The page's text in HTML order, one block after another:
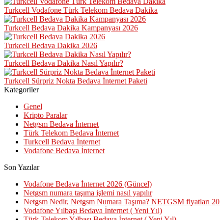
Turkcell Vodafone Türk Telekom Bedava Dakika
Turkcell Bedava Dakika Kampanyası 2026
Turkcell Bedava Dakika 2026
Turkcell Bedava Dakika Nasıl Yapılır?
Turkcell Sürpriz Nokta Bedava İnternet Paketi
Kategoriler
Genel
Kripto Paralar
Netgsm Bedava İnternet
Türk Telekom Bedava İnternet
Turkcell Bedava İnternet
Vodafone Bedava İnternet
Son Yazılar
Vodafone Bedava İnternet 2026 (Güncel)
Netgsm numara taşıma işlemi nasıl yapılır
Netgsm Nedir, Netgsm Numara Taşıma? NETGSM fiyatları
Vodafone Yılbaşı Bedava İnternet ( Yeni Yıl)